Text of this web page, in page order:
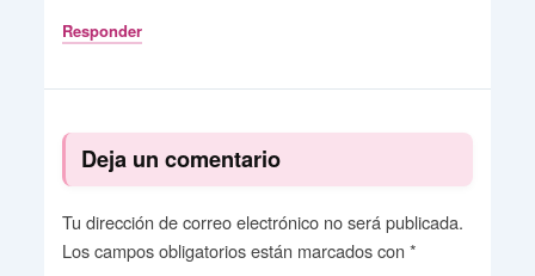
Responder
Deja un comentario
Tu dirección de correo electrónico no será publicada.
Los campos obligatorios están marcados con *